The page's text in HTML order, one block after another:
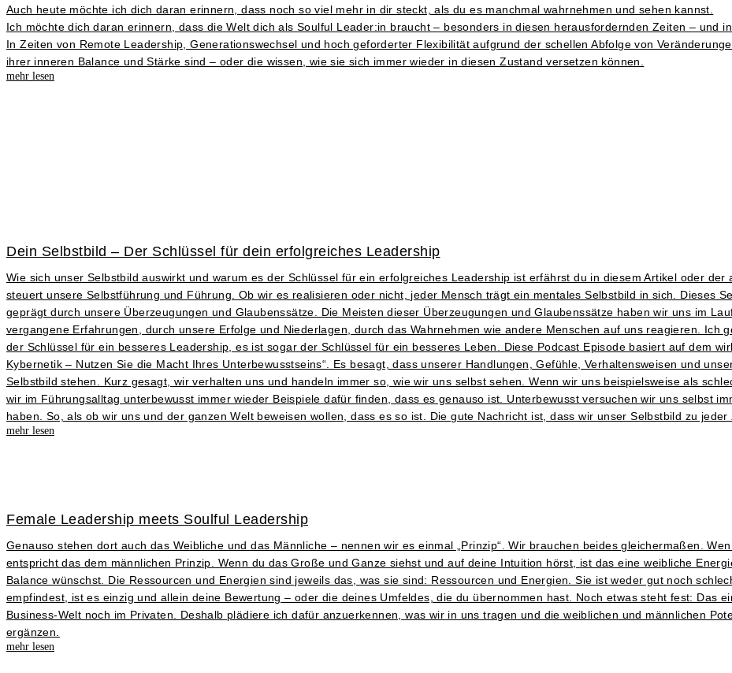
Auch heute möchte ich dich daran erinnern, dass noch so viel mehr in dir steckt, als du es manchmal wahrnehmen und sehen kannst.
Ich möchte dich daran erinnern, dass die Welt dich als Soulful Leader:in braucht – besonders in diesen herausfordernden Zeiten – und
In Zeiten von Remote Leadership, Generationswechsel und hoch geforderter Flexibilität aufgrund der schellen Abfolge von
ihrer inneren Balance und Stärke sind – oder die wissen, wie sie sich immer wieder in diesen Zustand versetzen können.
mehr lesen
Dein Selbstbild – Der Schlüssel für dein erfolgreiches Leadership
Wie sich unser Selbstbild auswirkt und warum es der Schlüssel für ein erfolgreiches Leadership ist erfährst du in diesem Artikel oder
steuert unsere Selbstführung und Führung. Ob wir es realisieren oder nicht, jeder Mensch trägt ein mentales Selbstbild in sich. Dieses
geprägt durch unsere Überzeugungen und Glaubenssätze. Die Meisten dieser Überzeugungen und Glaubenssätze haben wir uns im
vergangene Erfahrungen, durch unsere Erfolge und Niederlagen, durch das Wahrnehmen wie andere Menschen auf uns reagieren. Ich
der Schlüssel für ein besseres Leadership, es ist sogar der Schlüssel für ein besseres Leben. Diese Podcast Episode basiert auf dem
Kybernetik – Nutzen Sie die Macht Ihres Unterbewusstseins“. Es besagt, dass unserer Handlungen, Gefühle, Verhaltensweisen und
Selbstbild stehen. Kurz gesagt, wir verhalten uns und handeln immer so, wie wir uns selbst sehen. Wenn wir uns beispielsweise als
wir im Führungsalltag unterbewusst immer wieder Beispiele dafür finden, dass es genauso ist. Unterbewusst versuchen wir uns selbst
haben. So, als ob wir uns und der ganzen Welt beweisen wollen, dass es so ist. Die gute Nachricht ist, dass wir unser Selbstbild zu
mehr lesen
Female Leadership meets Soulful Leadership
Genauso stehen dort auch das Weibliche und das Männliche – nennen wir es einmal „Prinzip“. Wir brauchen beides gleichermaßen.
entspricht das dem männlichen Prinzip. Wenn du das Große und Ganze siehst und auf deine Intuition hörst, ist das eine weibliche
Balance wünschst. Die Ressourcen und Energien sind jeweils das, was sie sind: Ressourcen und Energien. Sie ist weder gut noch
empfindest, ist es einzig und allein deine Bewertung – oder die deines Umfeldes, die du übernommen hast. Noch etwas steht fest: Das
Business-Welt noch im Privaten. Deshalb plädiere ich dafür anzuerkennen, was wir in uns tragen und die weiblichen und männlichen
ergänzen.
mehr lesen